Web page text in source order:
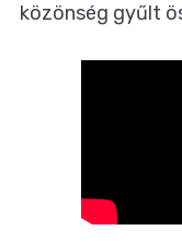
közönség gyűlt